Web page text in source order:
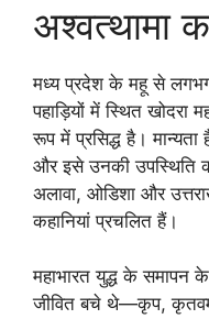
अश्वत्थामा
मध्य प्रदेश के महू से लगभग
पहाड़ियों में स्थित खोदरा
रूप में प्रसिद्ध है।
और इसे उनकी उपस्थिति
अलावा, ओडिशा और
कहानियां प्रचलित हैं।
महाभारत युद्ध के समापन के
जीवित बचे थे—कृप,